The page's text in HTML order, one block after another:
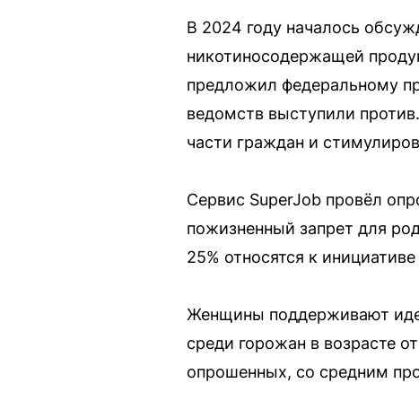
В 2024 году началось
никотиносодержащей
предложил федеральному
ведомств выступили
части граждан и
Сервис SuperJob провёл
пожизненный запрет для
25% относятся к инициативе
Женщины поддерживают
среди горожан в возрасте
опрошенных, со средним